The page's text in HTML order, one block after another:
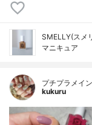
SMELLY(スメ
マニキュア
プチプラメイ
kukuru